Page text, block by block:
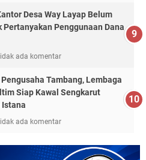
Desa Way Layap Belum
Pertanyakan Penggunaan Dana
ada komentar
Tambang, Lembaga
Siap Kawal Sengkarut
Istana
ada komentar